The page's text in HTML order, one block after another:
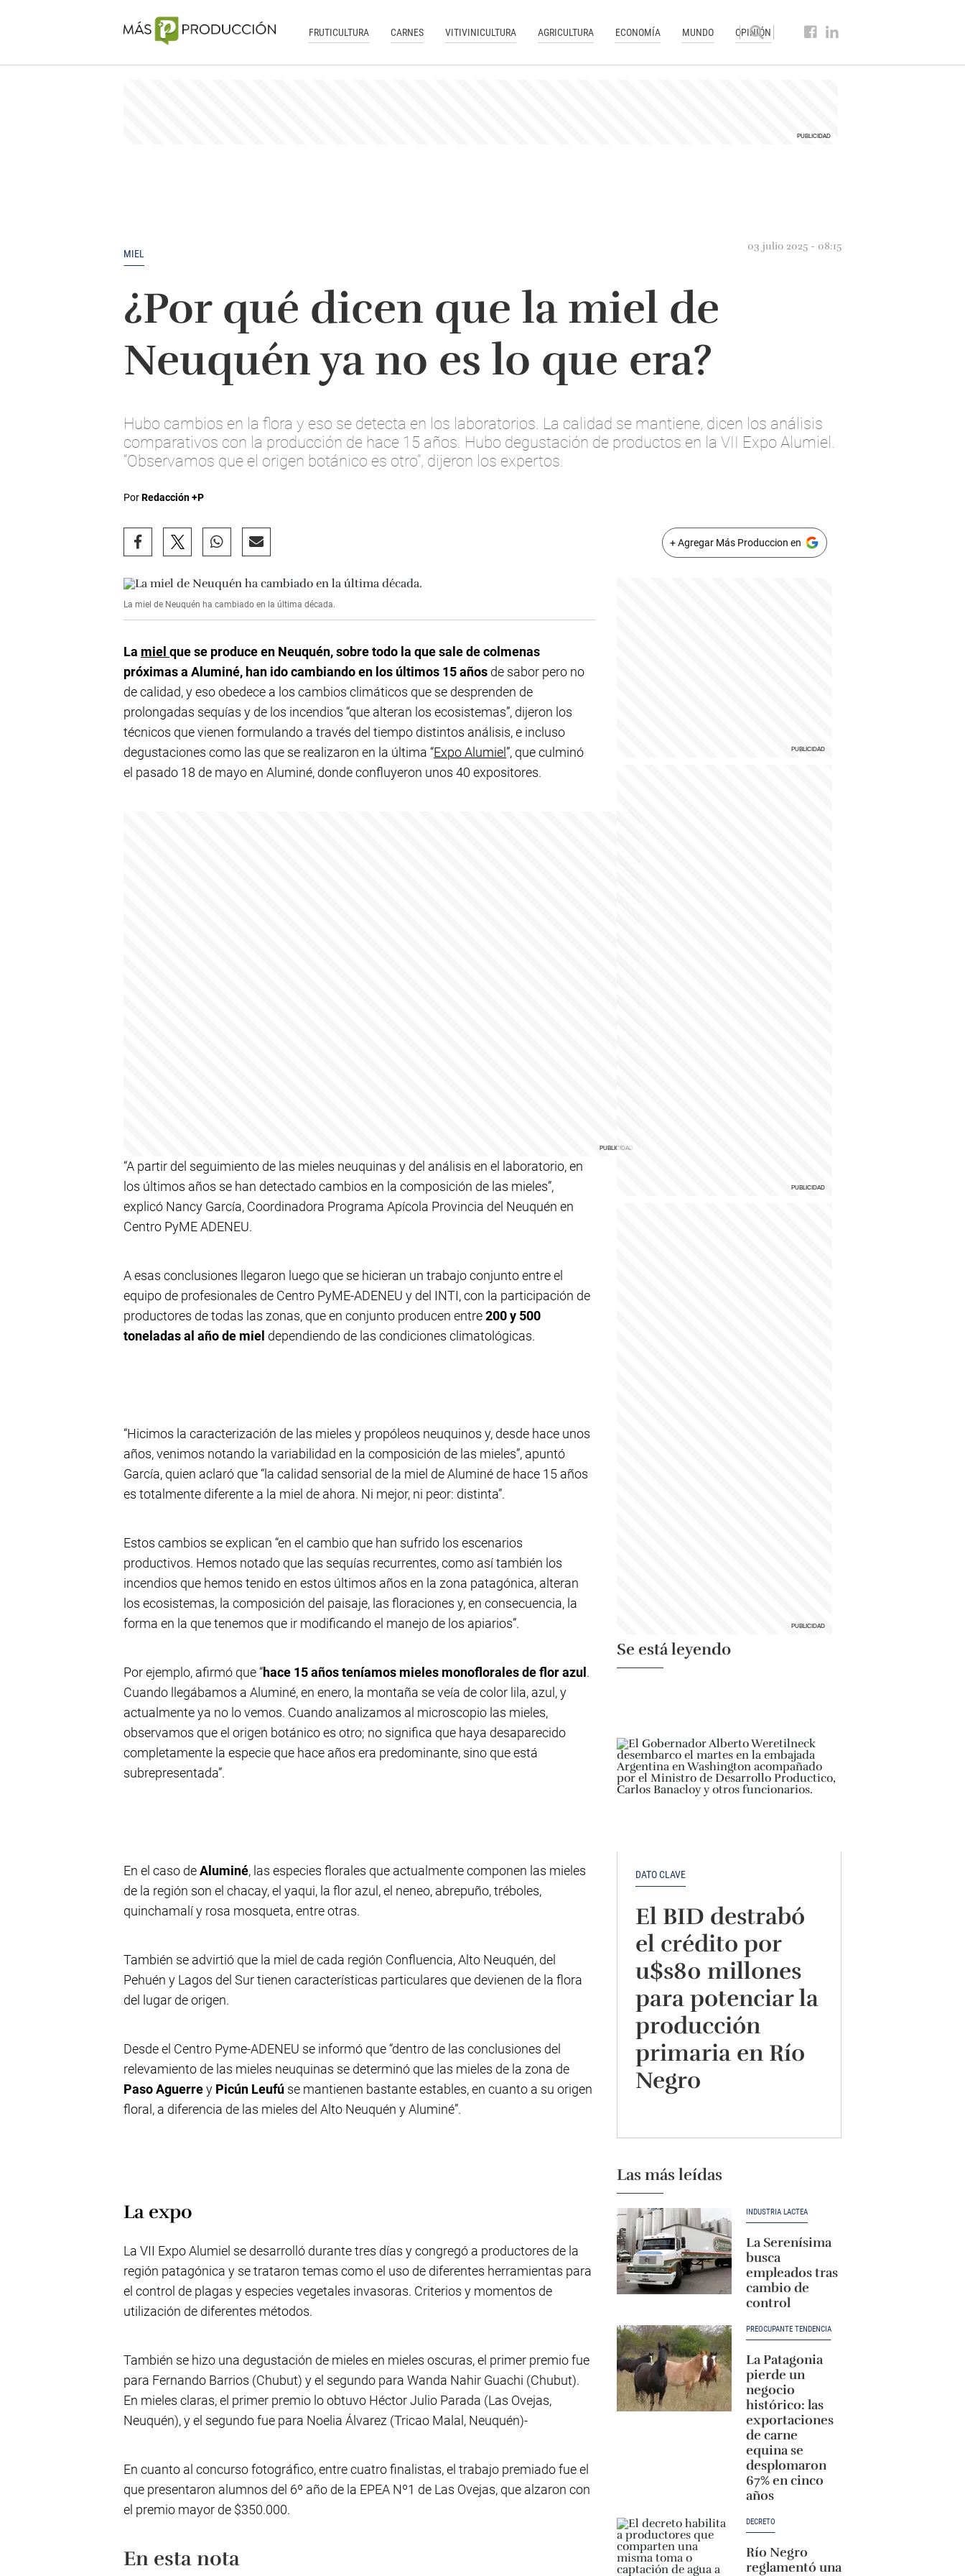
FRUTICULTURA CARNES VITIVINICULTURA AGRICULTURA ECONOMÍA MUNDO OPINIÓN
MIEL
03 julio 2025 - 08:15
¿Por qué dicen que la miel de
Neuquén ya no es lo que era?
Hubo cambios en la flora y eso se detecta en los laboratorios. La calidad se mantiene, dicen los análisis
comparativos con la producción de hace 15 años. Hubo degustación de productos en la VII Expo Alumiel.
“Observamos que el origen botánico es otro”, dijeron los expertos.
PorRedacción +P
+ Agregar Más Produccion en
La miel de Neuquén ha cambiado en la última década.
La miel que se produce en Neuquén, sobre todo la que sale de colmenas
próximas a Aluminé, han ido cambiando en los últimos 15 años de sabor pero no
de calidad, y eso obedece a los cambios climáticos que se desprenden de
prolongadas sequías y de los incendios “que alteran los ecosistemas”, dijeron los
técnicos que vienen formulando a través del tiempo distintos análisis, e incluso
degustaciones como las que se realizaron en la última “Expo Alumiel”, que culminó
el pasado 18 de mayo en Aluminé, donde confluyeron unos 40 expositores.
“A partir del seguimiento de las mieles neuquinas y del análisis en el laboratorio, en
los últimos años se han detectado cambios en la composición de las mieles”,
explicó Nancy García, Coordinadora Programa Apícola Provincia del Neuquén en
Centro PyME ADENEU.
A esas conclusiones llegaron luego que se hicieran un trabajo conjunto entre el
equipo de profesionales de Centro PyME-ADENEU y del INTI, con la participación de
productores de todas las zonas, que en conjunto producen entre200 y 500
toneladas al año de miel dependiendo de las condiciones climatológicas.
“Hicimos la caracterización de las mieles y propóleos neuquinos y, desde hace unos
años, venimos notando la variabilidad en la composición de las mieles”, apuntó
García, quien aclaró que “la calidad sensorial de la miel de Aluminé de hace 15 años
es totalmente diferente a la miel de ahora. Ni mejor, ni peor: distinta”.
Estos cambios se explican “en el cambio que han sufrido los escenarios
productivos. Hemos notado que las sequías recurrentes, como así también los
incendios que hemos tenido en estos últimos años en la zona patagónica, alteran
los ecosistemas, la composición del paisaje, las floraciones y, en consecuencia, la
forma en la que tenemos que ir modificando el manejo de los apiarios”.
Por ejemplo, afirmó que “hace 15 años teníamos mieles monoflorales de flor azul .
Cuando llegábamos a Aluminé, en enero, la montaña se veía de color lila, azul, y
actualmente ya no lo vemos. Cuando analizamos al microscopio las mieles,
observamos que el origen botánico es otro; no significa que haya desaparecido
completamente la especie que hace años era predominante, sino que está
subrepresentada”.
En el caso deAluminé, las especies florales que actualmente componen las mieles
de la región son el chacay, el yaqui, la flor azul, el neneo, abrepuño, tréboles,
quinchamalí y rosa mosqueta, entre otras.
También se advirtió que la miel de cada región Confluencia, Alto Neuquén, del
Pehuén y Lagos del Sur tienen características particulares que devienen de la flora
del lugar de origen.
Desde el Centro Pyme-ADENEU se informó que “dentro de las conclusiones del
relevamiento de las mieles neuquinas se determinó que las mieles de la zona de
Paso Aguerrey Picún Leufú se mantienen bastante estables, en cuanto a su origen
floral, a diferencia de las mieles del Alto Neuquén y Aluminé”.
La expo
La VII Expo Alumiel se desarrolló durante tres días y congregó a productores de la
región patagónica y se trataron temas como el uso de diferentes herramientas para
el control de plagas y especies vegetales invasoras. Criterios y momentos de
utilización de diferentes métodos.
También se hizo una degustación de mieles en mieles oscuras, el primer premio fue
para Fernando Barrios (Chubut) y el segundo para Wanda Nahir Guachi (Chubut).
En mieles claras, el primer premio lo obtuvo Héctor Julio Parada (Las Ovejas,
Neuquén), y el segundo fue para Noelia Álvarez (Tricao Malal, Neuquén)-
En cuanto al concurso fotográfico, entre cuatro finalistas, el trabajo premiado fue el
que presentaron alumnos del 6º año de la EPEA Nº1 de Las Ovejas, que alzaron con
el premio mayor de $350.000.
En esta nota
Se está leyendo
DATO CLAVE
El BID destrabó
el crédito por
u$s80 millones
para potenciar la
producción
primaria en Río
Negro
Las más leídas
INDUSTRIA LÁCTEA
La Serenísima
busca
empleados tras
cambio de
control
PREOCUPANTE TENDENCIA
La Patagonia
pierde un
negocio
histórico: las
exportaciones
de carne
equina se
desplomaron
67% en cinco
años
DECRETO
Río Negro
reglamentó una